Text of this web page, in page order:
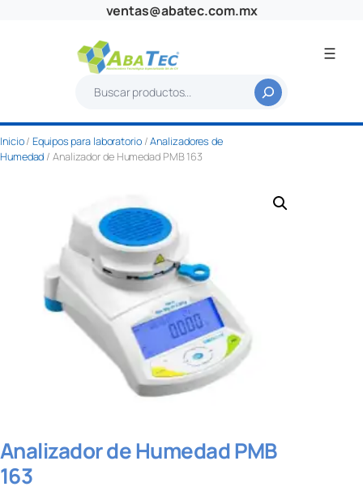
ventas@abatec.com.mx
s
c
a
Inicio/Equipos para laboratorio/Analizadores de
Humedad / Analizador de Humedad PMB 163
Analizador de Humedad PMB
163